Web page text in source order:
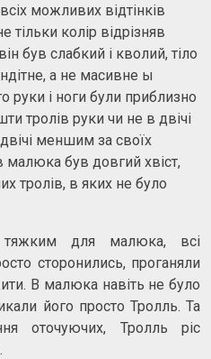
можливих відтінків
тільки колір відрізняв
був слабкий і кволий, тіло
а не масивне ы
руки і ноги були приблизно
тролів руки чи не в двічі
меншим за своїх
малюка був довгий хвіст,
тролів, в яких не було
для малюка, всі
сторонились, проганяли
В малюка навіть не було
його просто Тролль. Та
оточуючих, Тролль ріс